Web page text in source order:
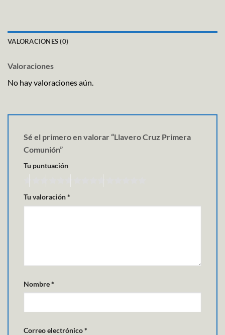
VALORACIONES (0)
Valoraciones
No hay valoraciones aún.
Sé el primero en valorar “Llavero Cruz Primera
Comunión”
Tu puntuación
Tu valoración*
Nombre*
Correo electrónico*